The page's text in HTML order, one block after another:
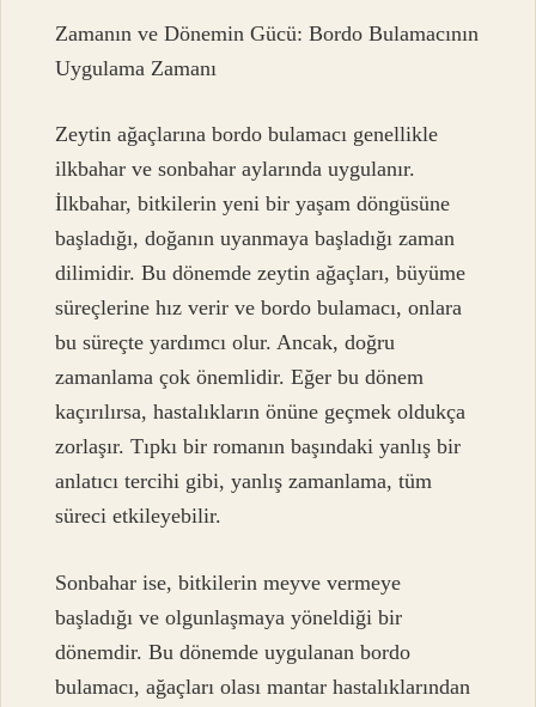
Zamanın ve Dönemin Gücü: Bordo Bulamacının
Uygulama Zamanı
Zeytin ağaçlarına bordo bulamacı genellikle
ilkbahar ve sonbahar aylarında uygulanır.
İlkbahar, bitkilerin yeni bir yaşam döngüsüne
başladığı, doğanın uyanmaya başladığı zaman
dilimidir. Bu dönemde zeytin ağaçları, büyüme
süreçlerine hız verir ve bordo bulamacı, onlara
bu süreçte yardımcı olur. Ancak, doğru
zamanlama çok önemlidir. Eğer bu dönem
kaçırılırsa, hastalıkların önüne geçmek oldukça
zorlaşır. Tıpkı bir romanın başındaki yanlış bir
anlatıcı tercihi gibi, yanlış zamanlama, tüm
süreci etkileyebilir.
Sonbahar ise, bitkilerin meyve vermeye
başladığı ve olgunlaşmaya yöneldiği bir
dönemdir. Bu dönemde uygulanan bordo
bulamacı, ağaçları olası mantar hastalıklarından